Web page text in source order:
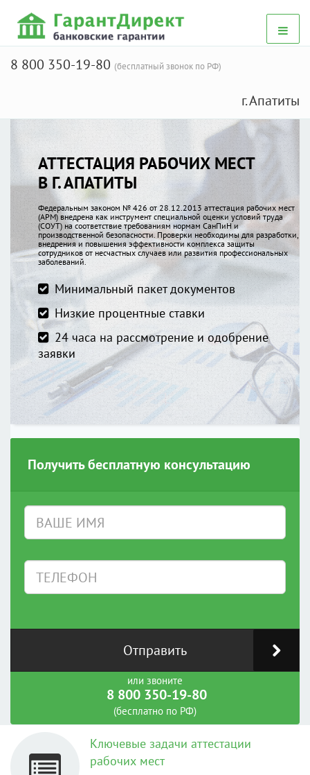
8 800 350-19-80 (бесплатный звонок по РФ)
г. Апатиты
АТТЕСТАЦИЯ РАБОЧИХ МЕСТ
В Г. АПАТИТЫ
Федеральным законом № 426 от 28.12.2013 аттестация рабочих мест
(АРМ) внедрена как инструмент специальной оценки условий труда
(СОУТ) на соответствие требованиям нормам СанПиН и
производственной безопасности. Проверки необходимы для разработки,
внедрения и повышения эффективности комплекса защиты
сотрудников от несчастных случаев или развития профессиональных
заболеваний.
Минимальный пакет документов
Низкие процентные ставки
24 часа на рассмотрение и одобрение
заявки
Получить бесплатную консультацию
Отправить
или звоните
8 800 350-19-80
(бесплатно по РФ)
Ключевые задачи аттестации
рабочих мест